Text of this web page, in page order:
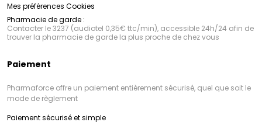
Mes préférences Cookies
Pharmacie de garde :
Contacter le 3237 (audiotel 0,35€ ttc/min), accessible 24h/24 afin de
trouver la pharmacie de garde la plus proche de chez vous
Paiement
Pharmaforce offre un paiement entièrement sécurisé, quel que soit le
mode de règlement
Paiement sécurisé et simple